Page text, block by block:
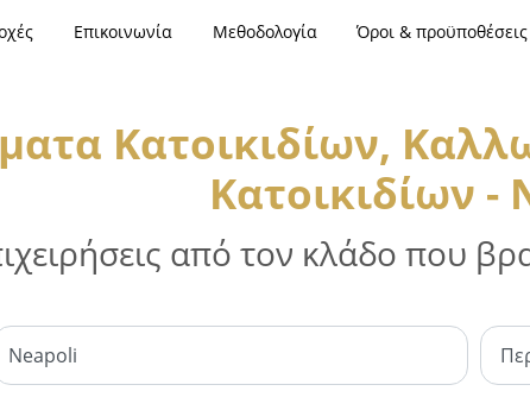
Επικοινωνία Μεθοδολογία Όροι & προϋποθέσεις
Κατοικιδίων,
Κατοικιδίων -
από τον κλάδο που